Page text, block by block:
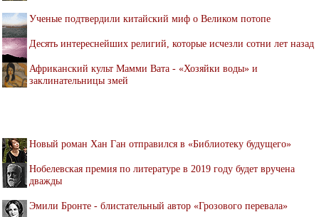
Ученые подтвердили китайский миф о Великом потопе
Десять интереснейших религий, которые исчезли сотни лет назад
Африканский культ Мамми Вата - «Хозяйки воды» и
заклинательницы змей
Новый роман Хан Ган отправился в «Библиотеку будущего»
Нобелевская премия по литературе в 2019 году будет вручена
дважды
Эмили Бронте - блистательный автор «Грозового перевала»